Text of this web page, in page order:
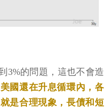
3%的問題，這也不會造
美國還在升息循環內，各
是合理現象，長債和短